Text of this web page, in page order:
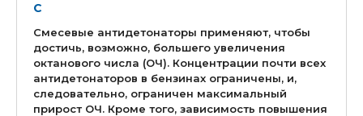
С
Смесевые антидетонаторы применяют, чтобы
достичь, возможно, большего увеличения
октанового числа (ОЧ). Концентрации почти всех
антидетонаторов в бензинах ограничены, и,
следовательно, ограничен максимальный
прирост ОЧ. Кроме того, зависимость повышения